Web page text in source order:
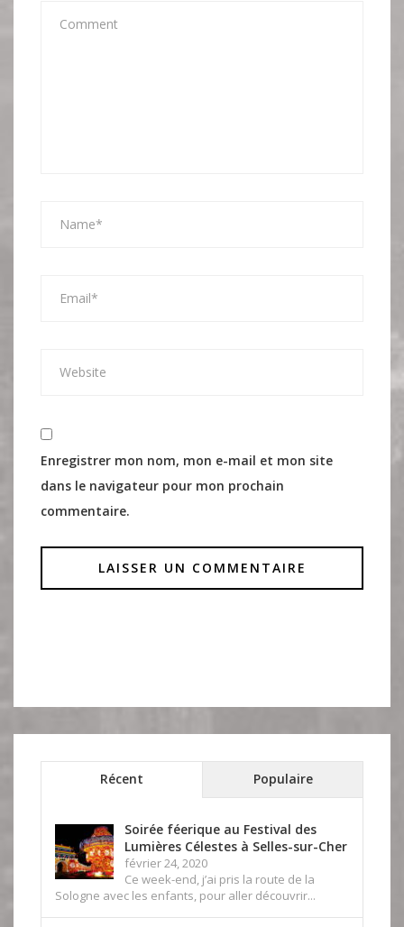
Enregistrer mon nom, mon e-mail et mon site
dans le navigateur pour mon prochain
commentaire.
Récent Populaire
Soirée féerique au Festival des
Lumières Célestes à Selles-sur-Cher
février 24, 2020
Ce week-end, j’ai pris la route de la
Sologne avec les enfants, pour aller découvrir...